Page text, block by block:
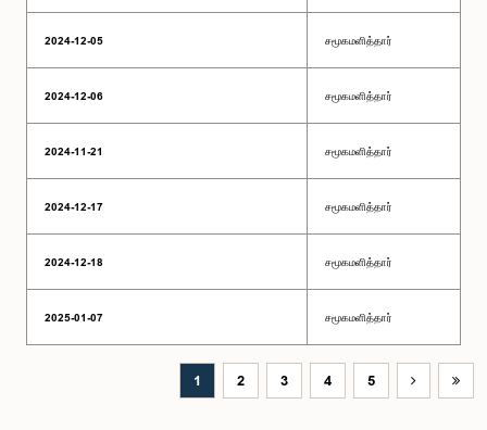
2024-12-05 சமூகமளித்தார்
2024-12-06 சமூகமளித்தார்
2024-11-21 சமூகமளித்தார்
2024-12-17 சமூகமளித்தார்
2024-12-18 சமூகமளித்தார்
2025-01-07 சமூகமளித்தார்
1 2 3 4 5